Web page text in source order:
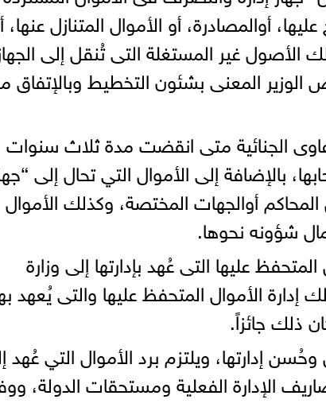
أوالمصادرة، أو الأموال المتنازل عنها،
الأصول غير المستغلة التى تُنقل إلى
المعنى بشئون التخطيط وبالإتفاق
الجنائية متى انقضت مدة ثلاث سنوات
بالإضافة إلى الأموال التي تحال إلى
أوالجهات المختصة، وكذلك الأموال
شؤونه نحوها.
عليها التى عُهد بإدارتها إلى وزارة
إدارة الأموال المتحفظ عليها والتى يُعهد
ذلك جائزاً.
إدارتها، ويلتزم برد الأموال التي عُهد
الإدارة الفعلية ومستحقات الدولة،